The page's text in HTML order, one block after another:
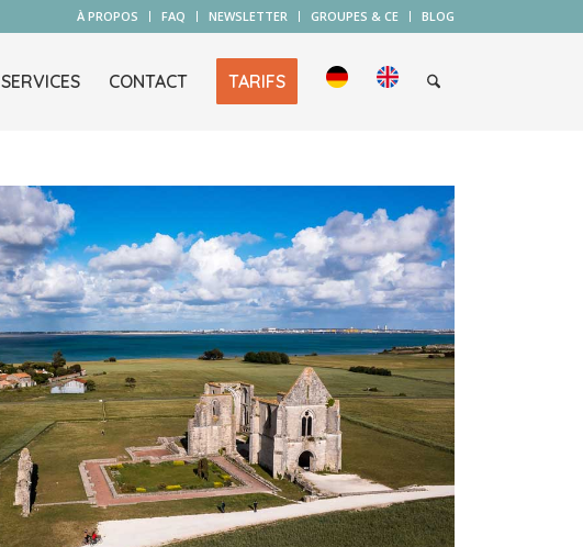
À PROPOS FAQ NEWSLETTER GROUPES & CE BLOG
SERVICES CONTACT TARIFS